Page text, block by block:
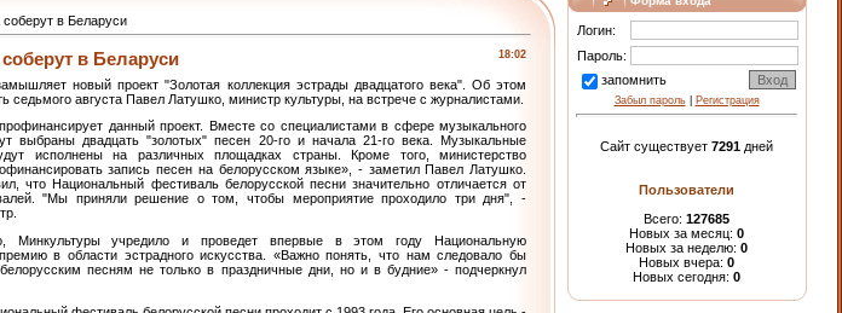
в Беларуси
18:02
в Беларуси
новый проект "Золотая коллекция эстрады двадцатого века". Об этом
седьмого августа Павел Латушко, министр культуры, на встрече с журналистами.
данный проект. Вместе со специалистами в сфере музыкального
выбраны двадцать "золотых" песен 20-го и начала 21-го века. Музыкальные
исполнены на различных площадках страны. Кроме того, министерство
запись песен на белорусском языке», - заметил Павел Латушко.
что Национальный фестиваль белорусской песни значительно отличается от
"Мы приняли решение о том, чтобы мероприятие проходило три дня", -
Минкультуры учредило и проведет впервые в этом году Национальную
в области эстрадного искусства. «Важно понять, что нам следовало бы
песням не только в праздничные дни, но и в будние» - подчеркнул
Логин:
Пароль:
запомнить
Забыл пароль| Регистрация
Сайт существует 7291 дней
Пользователи
Всего: 127685
Новых за месяц: 0
Новых за неделю: 0
Новых вчера: 0
Новых сегодня: 0